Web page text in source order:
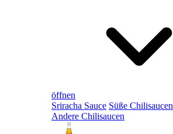
öffnen
Sriracha Sauce Süße Chilisaucen
Andere Chilisaucen